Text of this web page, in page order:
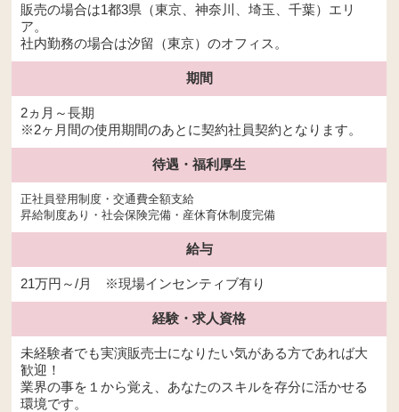
販売の場合は1都3県（東京、神奈川、埼玉、千葉）エリ
ア。
社内勤務の場合は汐留（東京）のオフィス。
期間
2ヵ月～長期
※2ヶ月間の使用期間のあとに契約社員契約となります。
待遇・福利厚生
正社員登用制度・交通費全額支給
昇給制度あり・社会保険完備・産休育休制度完備
給与
21万円～/月 ※現場インセンティブ有り
経験・求人資格
未経験者でも実演販売士になりたい気がある方であれば大
歓迎！
業界の事を１から覚え、あなたのスキルを存分に活かせる
環境です。